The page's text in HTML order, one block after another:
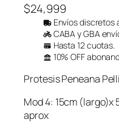
$24,999
Envíos discretos
CABA y GBA
Hasta 12 cuotas.
10% OFF
Protesis Peneana
Mod 4: 15cm
aprox